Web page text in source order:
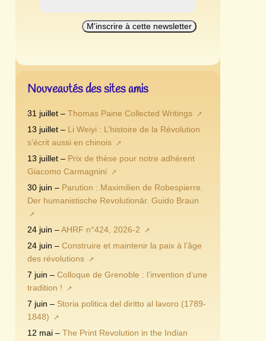
Nouveautés des sites amis
31 juillet – Thomas Paine Collected Writings
13 juillet – Li Weiyi : L’histoire de la Révolution
s’écrit aussi en chinois
13 juillet – Prix de thèse pour notre adhérent
Giacomo Carmagnini
30 juin – Parution : Maximilien de Robespierre.
Der humanistische Revolutionär. Guido Braun
24 juin – AHRF n°424, 2026-2
24 juin – Construire et maintenir la paix à l’âge
des révolutions
7 juin – Colloque de Grenoble : l’invention d’une
tradition !
7 juin – Storia politica del diritto al lavoro (1789-
1848)
12 mai – The Print Revolution in the Indian